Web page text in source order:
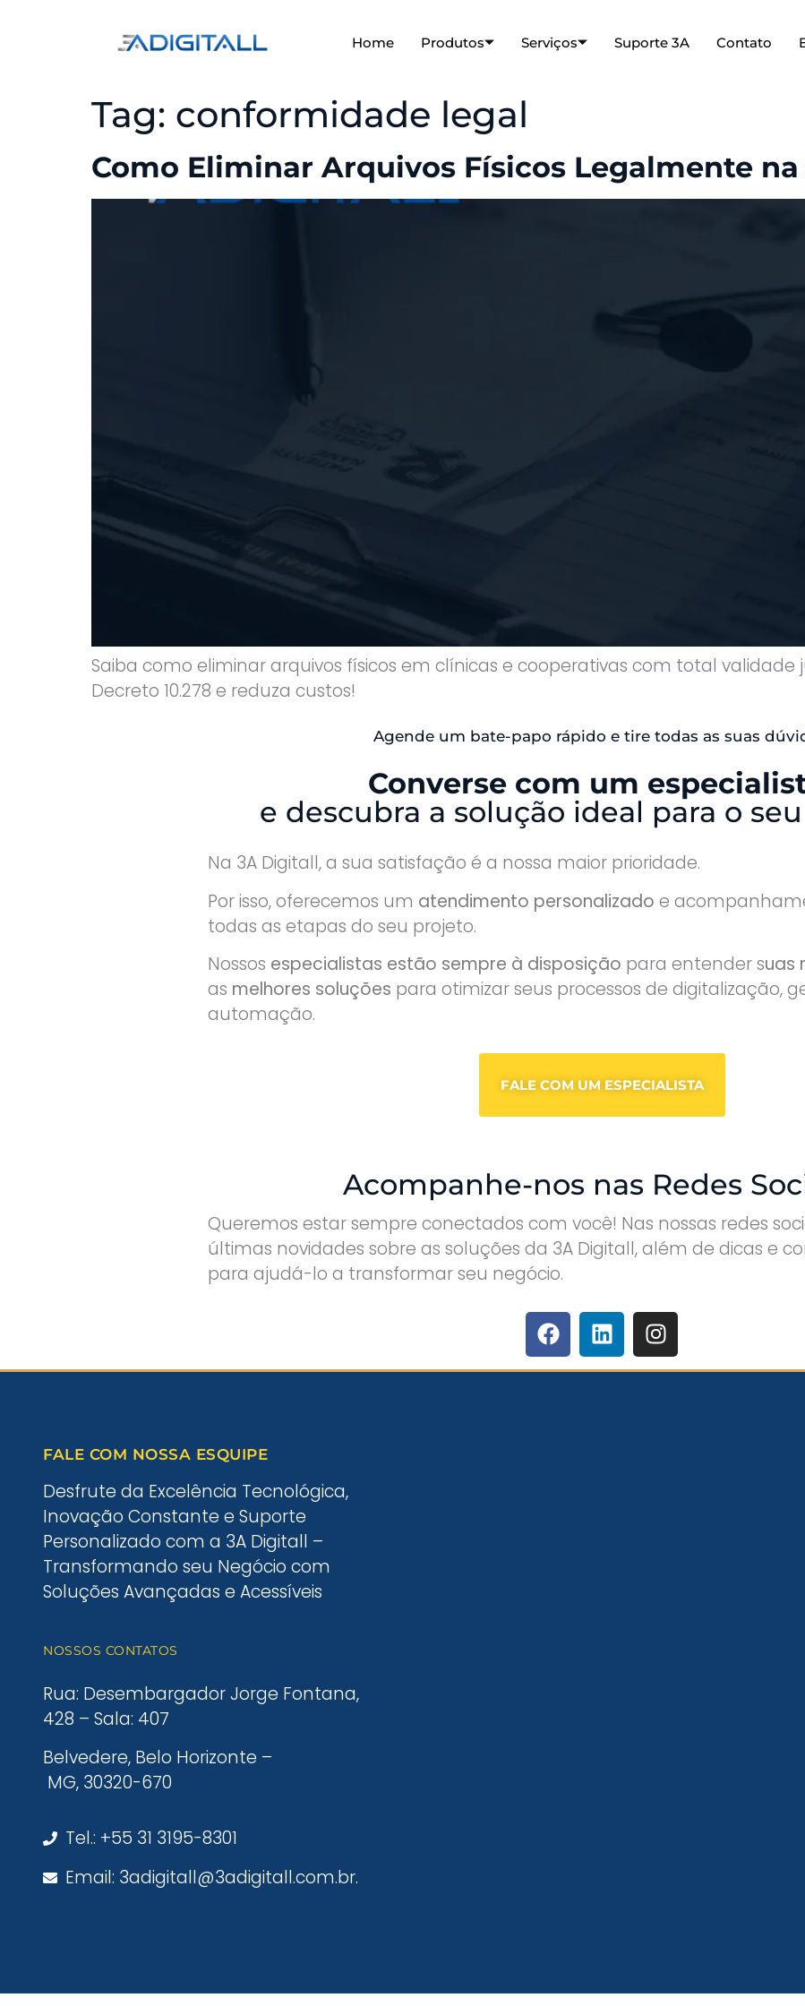
Home Produtos Serviços Suporte 3A Contato
Tag: conformidade legal
Como Eliminar Arquivos Físicos Legalmente na
Saiba como eliminar arquivos físicos em clínicas e cooperativas com total validade
Decreto 10.278 e reduza custos!
Agende um bate-papo rápido e tire todas as suas
Converse com um
e descubra a solução ideal para o
Na 3A Digitall, a sua satisfação é a nossa maior prioridade.
Por isso, oferecemos um atendimento personalizado e
todas as etapas do seu projeto.
Nossos especialistas estão sempre à disposição para entender suas
as melhores soluções para otimizar seus processos de digitalização,
automação.
FALE COM UM ESPECIALISTA
Acompanhe-nos nas Redes
Queremos estar sempre conectados com você! Nas nossas redes
últimas novidades sobre as soluções da 3A Digitall, além de dicas e
para ajudá-lo a transformar seu negócio.
FALE COM NOSSA ESQUIPE
Desfrute da Excelência Tecnológica,
Inovação Constante e Suporte
Personalizado com a 3A Digitall –
Transformando seu Negócio com
Soluções Avançadas e Acessíveis
NOSSOS CONTATOS
Rua: Desembargador Jorge Fontana,
428 – Sala: 407
Belvedere, Belo Horizonte –
MG, 30320-670
Tel.: +55 31 3195-8301
Email: 3adigitall@3adigitall.com.br.